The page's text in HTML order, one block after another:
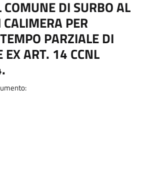
COMUNE DI SURBO AL
PER
PARZIALE DI
EX ART. 14 CCNL